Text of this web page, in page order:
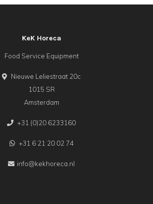
KeK Horeca
Food Service Equipment
Nieuwe Leliestraat 20c
1015 SR
Amsterdam
+31 (0)20 6233160
+31 6 21 20 02 74
info@kekhoreca.nl